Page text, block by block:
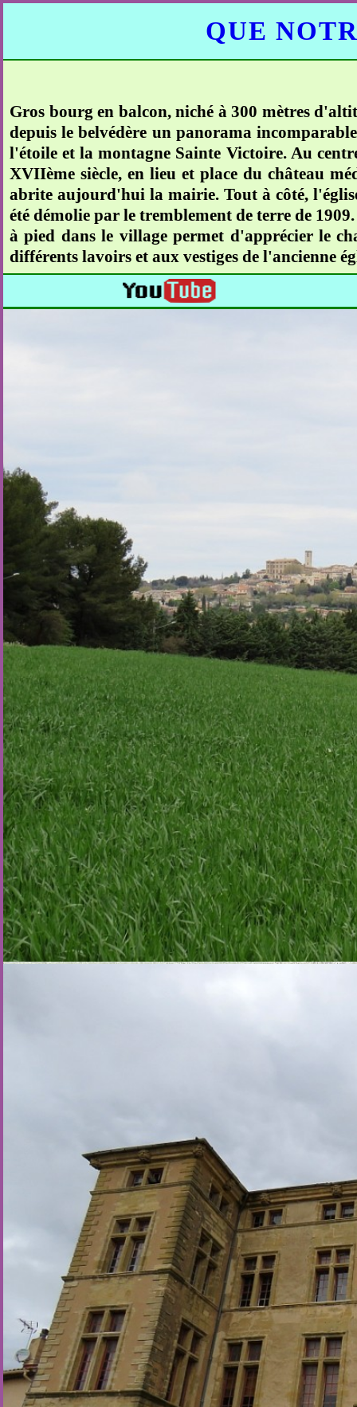
QUE
Gros bourg en balcon, niché à 300 mètres
depuis le belvédère un panorama
l'étoile et la montagne Sainte Victoire. Au
XVIIème siècle, en lieu et place du château
abrite aujourd'hui la mairie. Tout à côté,
été démolie par le tremblement de terre de
à pied dans le village permet d'apprécier le
différents lavoirs et aux vestiges de l'ancienne